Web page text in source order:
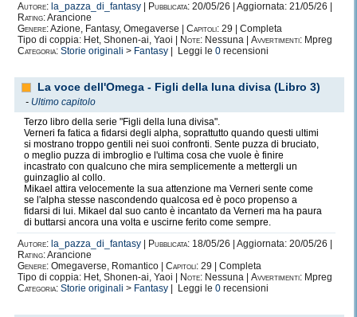
Autore: la_pazza_di_fantasy Pubblicata: 20/05/26 | Aggiornata: 21/05/26 |
Rating:Arancione
Genere:Azione, Fantasy, Omegaverse | Capitoli: 29 | Completa
Tipo di coppia: Het, Shonen-ai, Yaoi |
Note: Nessuna | Avvertimenti: Mpreg
Categoria: Storie originali > Fantasy | Leggi le 0 recensioni
La voce dell'Omega - Figli della luna divisa (Libro 3)
- Ultimo capitolo
Terzo libro della serie "Figli della luna divisa".
Verneri fa fatica a fidarsi degli alpha, soprattutto quando questi ultimi
si mostrano troppo gentili nei suoi confronti. Sente puzza di bruciato,
o meglio puzza di imbroglio e l'ultima cosa che vuole è finire
incastrato con qualcuno che mira semplicemente a mettergli un
guinzaglio al collo.
Mikael attira velocemente la sua attenzione ma Verneri sente come
se l'alpha stesse nascondendo qualcosa ed è poco propenso a
fidarsi di lui. Mikael dal suo canto è incantato da Verneri ma ha paura
di buttarsi ancora una volta e uscirne ferito come sempre.
Autore: la_pazza_di_fantasy Pubblicata: 18/05/26 | Aggiornata: 20/05/26 |
Rating:Arancione
Genere: Omegaverse, Romantico | Capitoli: 29 | Completa
Tipo di coppia: Het, Shonen-ai, Yaoi |
Note: Nessuna | Avvertimenti: Mpreg
Categoria: Storie originali > Fantasy | Leggi le 0 recensioni